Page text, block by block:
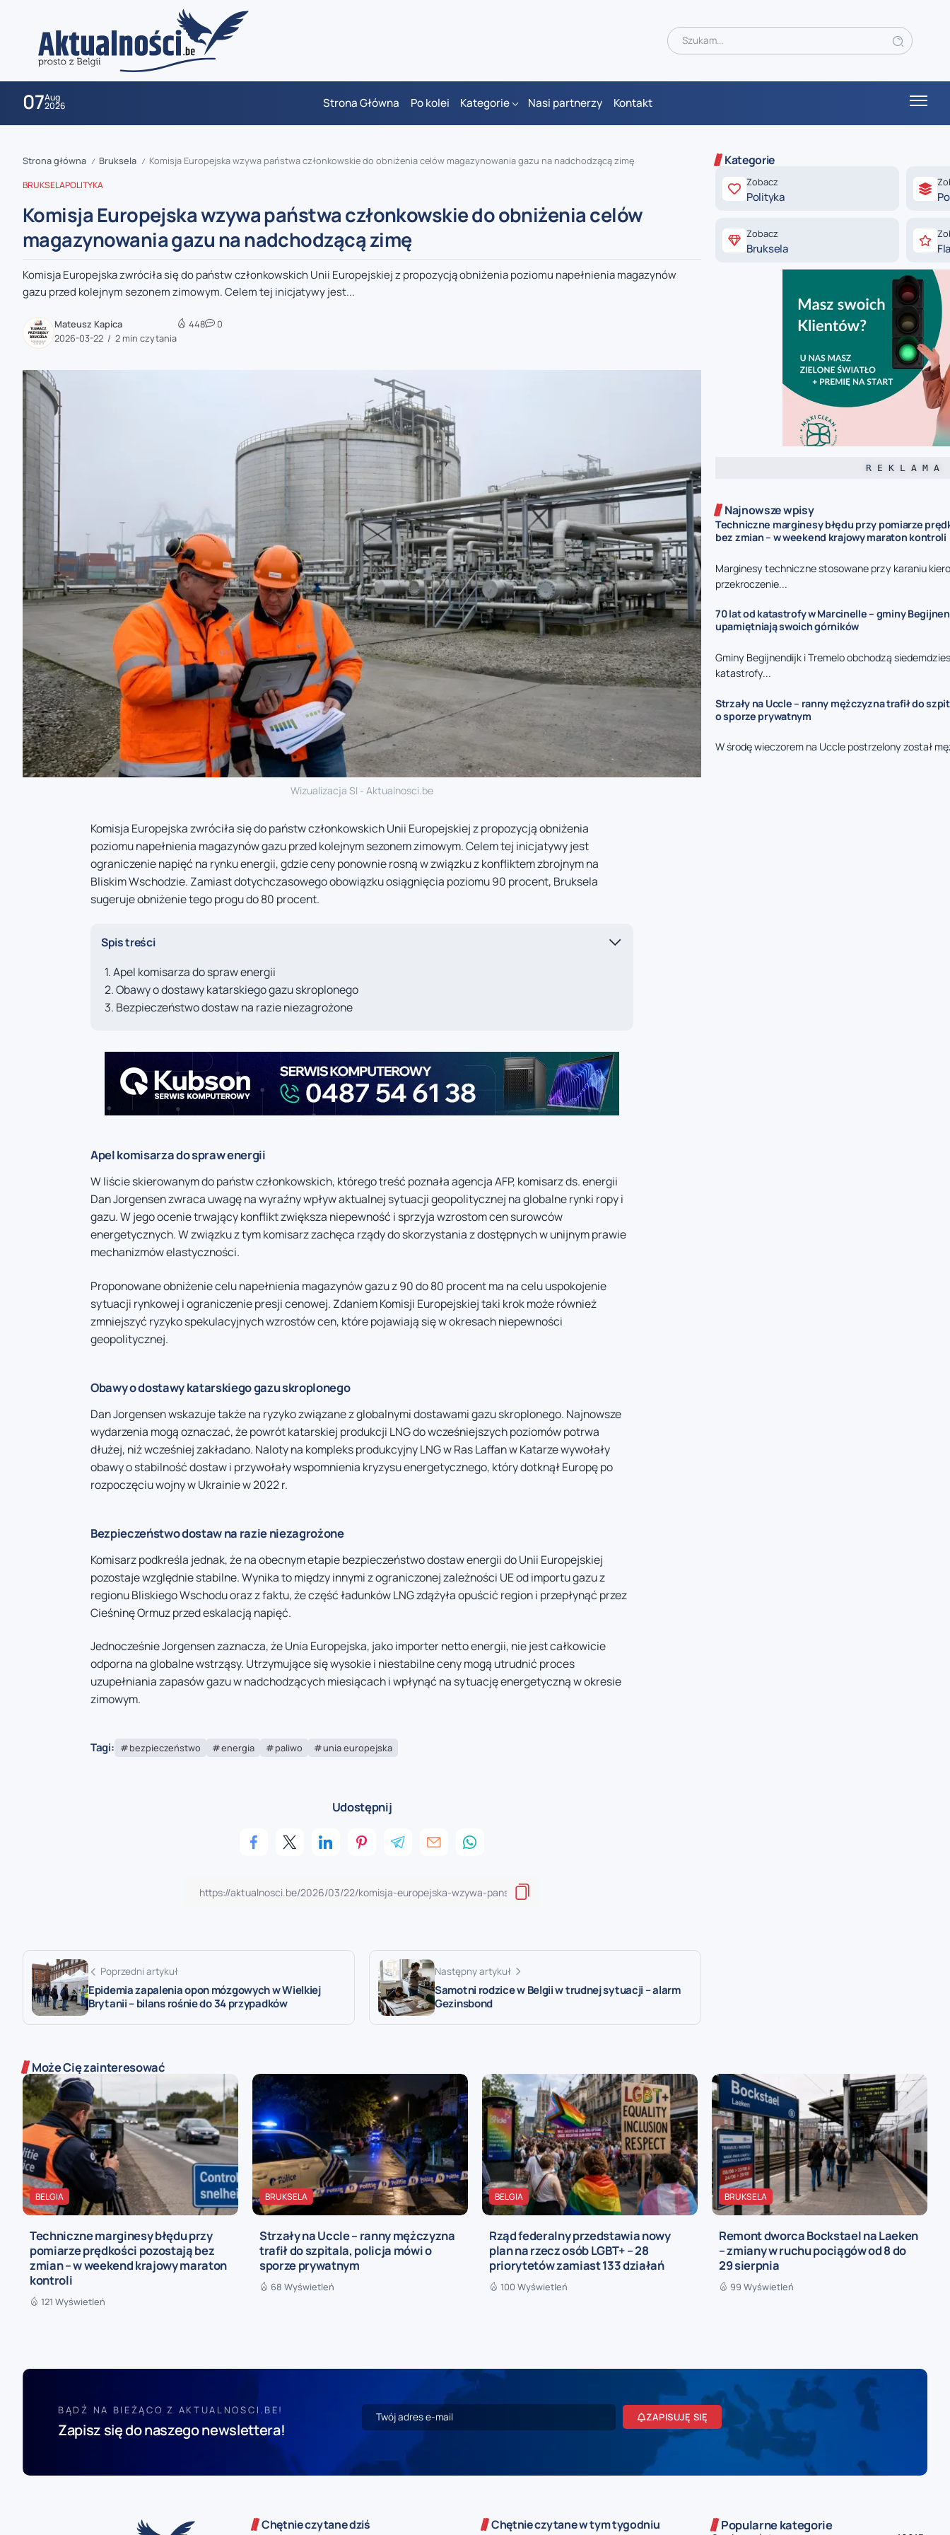
07Aug
2026 Strona Główna Po kolei Kategorie Nasi partnerzy Kontakt
zaobserwuj nas
zaobserwuj nas
zaobserwuj nas
zaobserwuj nas
zaobserwuj nas
Strona główna / Bruksela / Komisja Europejska wzywa państwa członkowskie do obniżenia celów magazynowania gazu na nadchodzącą zimę
BRUKSELAPOLITYKA
Komisja Europejska wzywa państwa członkowskie do obniżenia celów
magazynowania gazu na nadchodzącą zimę
Komisja Europejska zwróciła się do państw członkowskich Unii Europejskiej z propozycją obniżenia poziomu napełnienia magazynów
gazu przed kolejnym sezonem zimowym. Celem tej inicjatywy jest...
Mateusz Kapica
2026-03-22
2 min czytania
448 0
Wizualizacja SI - Aktualnosci.be
Komisja Europejska zwróciła się do państw członkowskich Unii Europejskiej z propozycją obniżenia
poziomu napełnienia magazynów gazu przed kolejnym sezonem zimowym. Celem tej inicjatywy jest
ograniczenie napięć na rynku energii, gdzie ceny ponownie rosną w związku z konfliktem zbrojnym na
Bliskim Wschodzie. Zamiast dotychczasowego obowiązku osiągnięcia poziomu 90 procent, Bruksela
sugeruje obniżenie tego progu do 80 procent.
Spis treści
Apel komisarza do spraw energii
Obawy o dostawy katarskiego gazu skroplonego
Bezpieczeństwo dostaw na razie niezagrożone
Apel komisarza do spraw energii
W liście skierowanym do państw członkowskich, którego treść poznała agencja AFP, komisarz ds. energii
Dan Jorgensen zwraca uwagę na wyraźny wpływ aktualnej sytuacji geopolitycznej na globalne rynki ropy i
gazu. W jego ocenie trwający konflikt zwiększa niepewność i sprzyja wzrostom cen surowców
energetycznych. W związku z tym komisarz zachęca rządy do skorzystania z dostępnych w unijnym prawie
mechanizmów elastyczności.
Proponowane obniżenie celu napełnienia magazynów gazu z 90 do 80 procent ma na celu uspokojenie
sytuacji rynkowej i ograniczenie presji cenowej. Zdaniem Komisji Europejskiej taki krok może również
zmniejszyć ryzyko spekulacyjnych wzrostów cen, które pojawiają się w okresach niepewności
geopolitycznej.
Obawy o dostawy katarskiego gazu skroplonego
Dan Jorgensen wskazuje także na ryzyko związane z globalnymi dostawami gazu skroplonego. Najnowsze
wydarzenia mogą oznaczać, że powrót katarskiej produkcji LNG do wcześniejszych poziomów potrwa
dłużej, niż wcześniej zakładano. Naloty na kompleks produkcyjny LNG w Ras Laffan w Katarze wywołały
obawy o stabilność dostaw i przywołały wspomnienia kryzysu energetycznego, który dotknął Europę po
rozpoczęciu wojny w Ukrainie w 2022 r.
Bezpieczeństwo dostaw na razie niezagrożone
Komisarz podkreśla jednak, że na obecnym etapie bezpieczeństwo dostaw energii do Unii Europejskiej
pozostaje względnie stabilne. Wynika to między innymi z ograniczonej zależności UE od importu gazu z
regionu Bliskiego Wschodu oraz z faktu, że część ładunków LNG zdążyła opuścić region i przepłynąć przez
Cieśninę Ormuz przed eskalacją napięć.
Jednocześnie Jorgensen zaznacza, że Unia Europejska, jako importer netto energii, nie jest całkowicie
odporna na globalne wstrząsy. Utrzymujące się wysokie i niestabilne ceny mogą utrudnić proces
uzupełniania zapasów gazu w nadchodzących miesiącach i wpłynąć na sytuację energetyczną w okresie
zimowym.
Tagi: bezpieczeństwo energia paliwo unia europejska
Udostępnij
Poprzedni artykuł
Epidemia zapalenia opon mózgowych w Wielkiej
Brytanii – bilans rośnie do 34 przypadków
Następny artykuł
Samotni rodzice w Belgii w trudnej sytuacji – alarm
Gezinsbond
Kategorie
Zobacz
Polityka
Zobacz
Bruksela
R E K L A M A
Najnowsze wpisy
Techniczne marginesy błędu przy pomiarze
bez zmian – w weekend krajowy maraton kontroli
Marginesy techniczne stosowane przy karaniu
przekroczenie...
70 lat od katastrofy w Marcinelle – gminy
upamiętniają swoich górników
Gminy Begijnendijk i Tremelo obchodzą
katastrofy...
Strzały na Uccle – ranny mężczyzna trafił do
o sporze prywatnym
W środę wieczorem na Uccle postrzelony został
Może Cię zainteresować
BELGIA
Techniczne marginesy błędu przy
pomiarze prędkości pozostają bez
zmian – w weekend krajowy maraton
kontroli
121 Wyświetleń
BRUKSELA
Strzały na Uccle – ranny mężczyzna
trafił do szpitala, policja mówi o
sporze prywatnym
68 Wyświetleń
BELGIA
Rząd federalny przedstawia nowy
plan na rzecz osób LGBT+ – 28
priorytetów zamiast 133 działań
100 Wyświetleń
BRUKSELA
Remont dworca Bockstael na Laeken
– zmiany w ruchu pociągów od 8 do
29 sierpnia
99 Wyświetleń
BĄDŹ NA BIEŻĄCO Z AKTUALNOSCI.BE!
Zapisz się do naszego newslettera!
ZAPISUJĘ SIĘ
Chętnie czytane dziś Chętnie czytane w tym tygodniu Popularne kategorie